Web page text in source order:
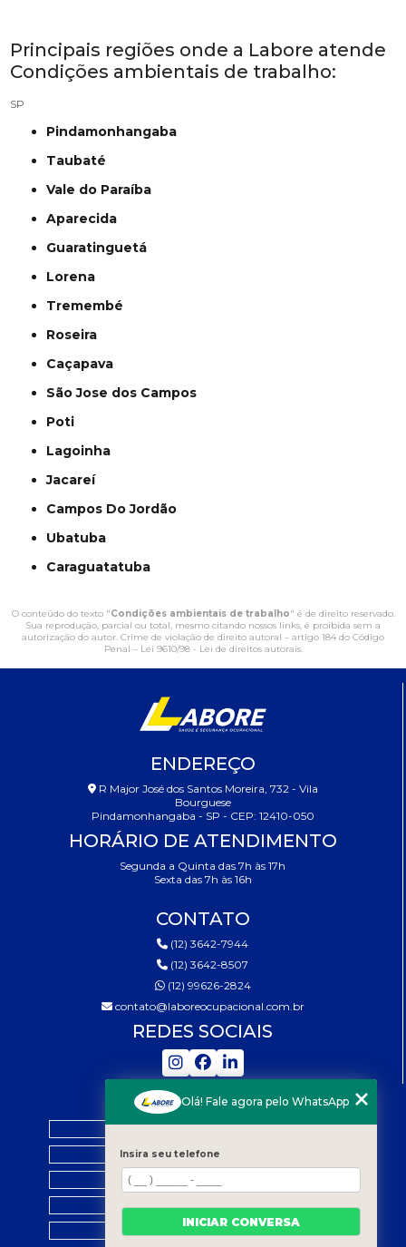
Principais regiões onde a Labore atende
Condições ambientais de trabalho:
SP
Pindamonhangaba
Taubaté
Vale do Paraíba
Aparecida
Guaratinguetá
Lorena
Tremembé
Roseira
Caçapava
São Jose dos Campos
Poti
Lagoinha
Jacareí
Campos Do Jordão
Ubatuba
Caraguatatuba
O conteúdo do texto "Condições ambientais de trabalho" é de direito reservado.
Sua reprodução, parcial ou total, mesmo citando nossos links, é proibida sem a
autorização do autor. Crime de violação de direito autoral – artigo 184 do Código
Penal – Lei 9610/98 - Lei de direitos autorais.
ENDEREÇO
R Major José dos Santos Moreira, 732 - Vila
Bourguese
Pindamonhangaba - SP - CEP: 12410-050
HORÁRIO DE ATENDIMENTO
Segunda a Quinta das 7h às 17h
Sexta das 7h às 16h
CONTATO
(12) 3642-7944
(12) 3642-8507
(12) 99626-2824
contato@laboreocupacional.com.br
REDES SOCIAIS
MENU
HOME
QUEM SOMOS
SERVIÇOS
LEGISLAÇÃO
CONTATO
Olá! Fale agora pelo WhatsApp
Insira seu telefone
INICIAR CONVERSA